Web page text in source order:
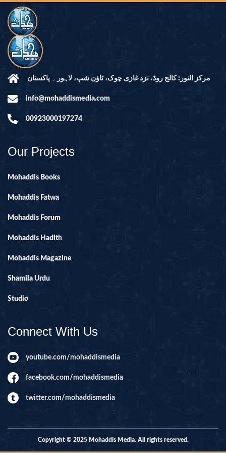
مرکز النور: کالج روڈ، نزد غازی چوک، ٹاؤن شپ، لاہور ۔ پاکستان
info@mohaddismedia.com
00923000197274
Our Projects
Mohaddis Books
Mohaddis Fatwa
Mohaddis Forum
Mohaddis Hadith
Mohaddis Magazine
Shamila Urdu
Studio
Connect With Us
youtube.com/mohaddismedia
facebook.com/mohaddismedia
twitter.com/mohaddismedia
Copyright © 2025 Mohaddis Media. All rights reserved.